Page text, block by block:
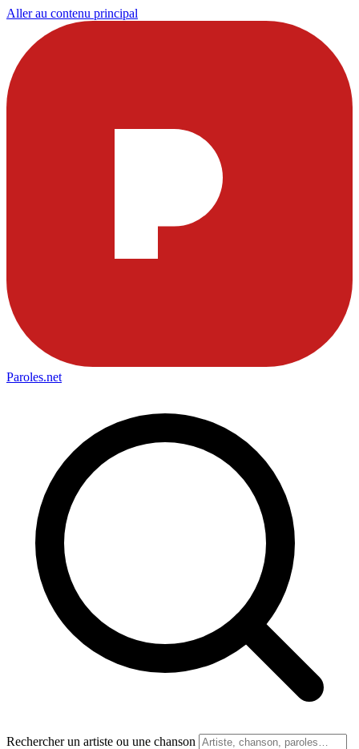
Aller au contenu principal
Paroles.net
Rechercher un artiste ou une chanson